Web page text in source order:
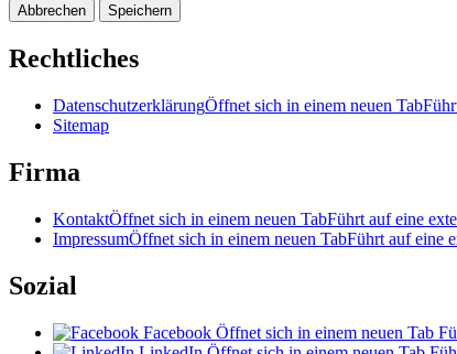
Abbrechen Speichern
Rechtliches
DatenschutzerklärungÖffnet sich in einem neuen Tab
Sitemap
Firma
KontaktÖffnet sich in einem neuen TabFührt auf eine
ImpressumÖffnet sich in einem neuen TabFührt auf eine
Sozial
Facebook Öffnet sich in einem neuen Tab